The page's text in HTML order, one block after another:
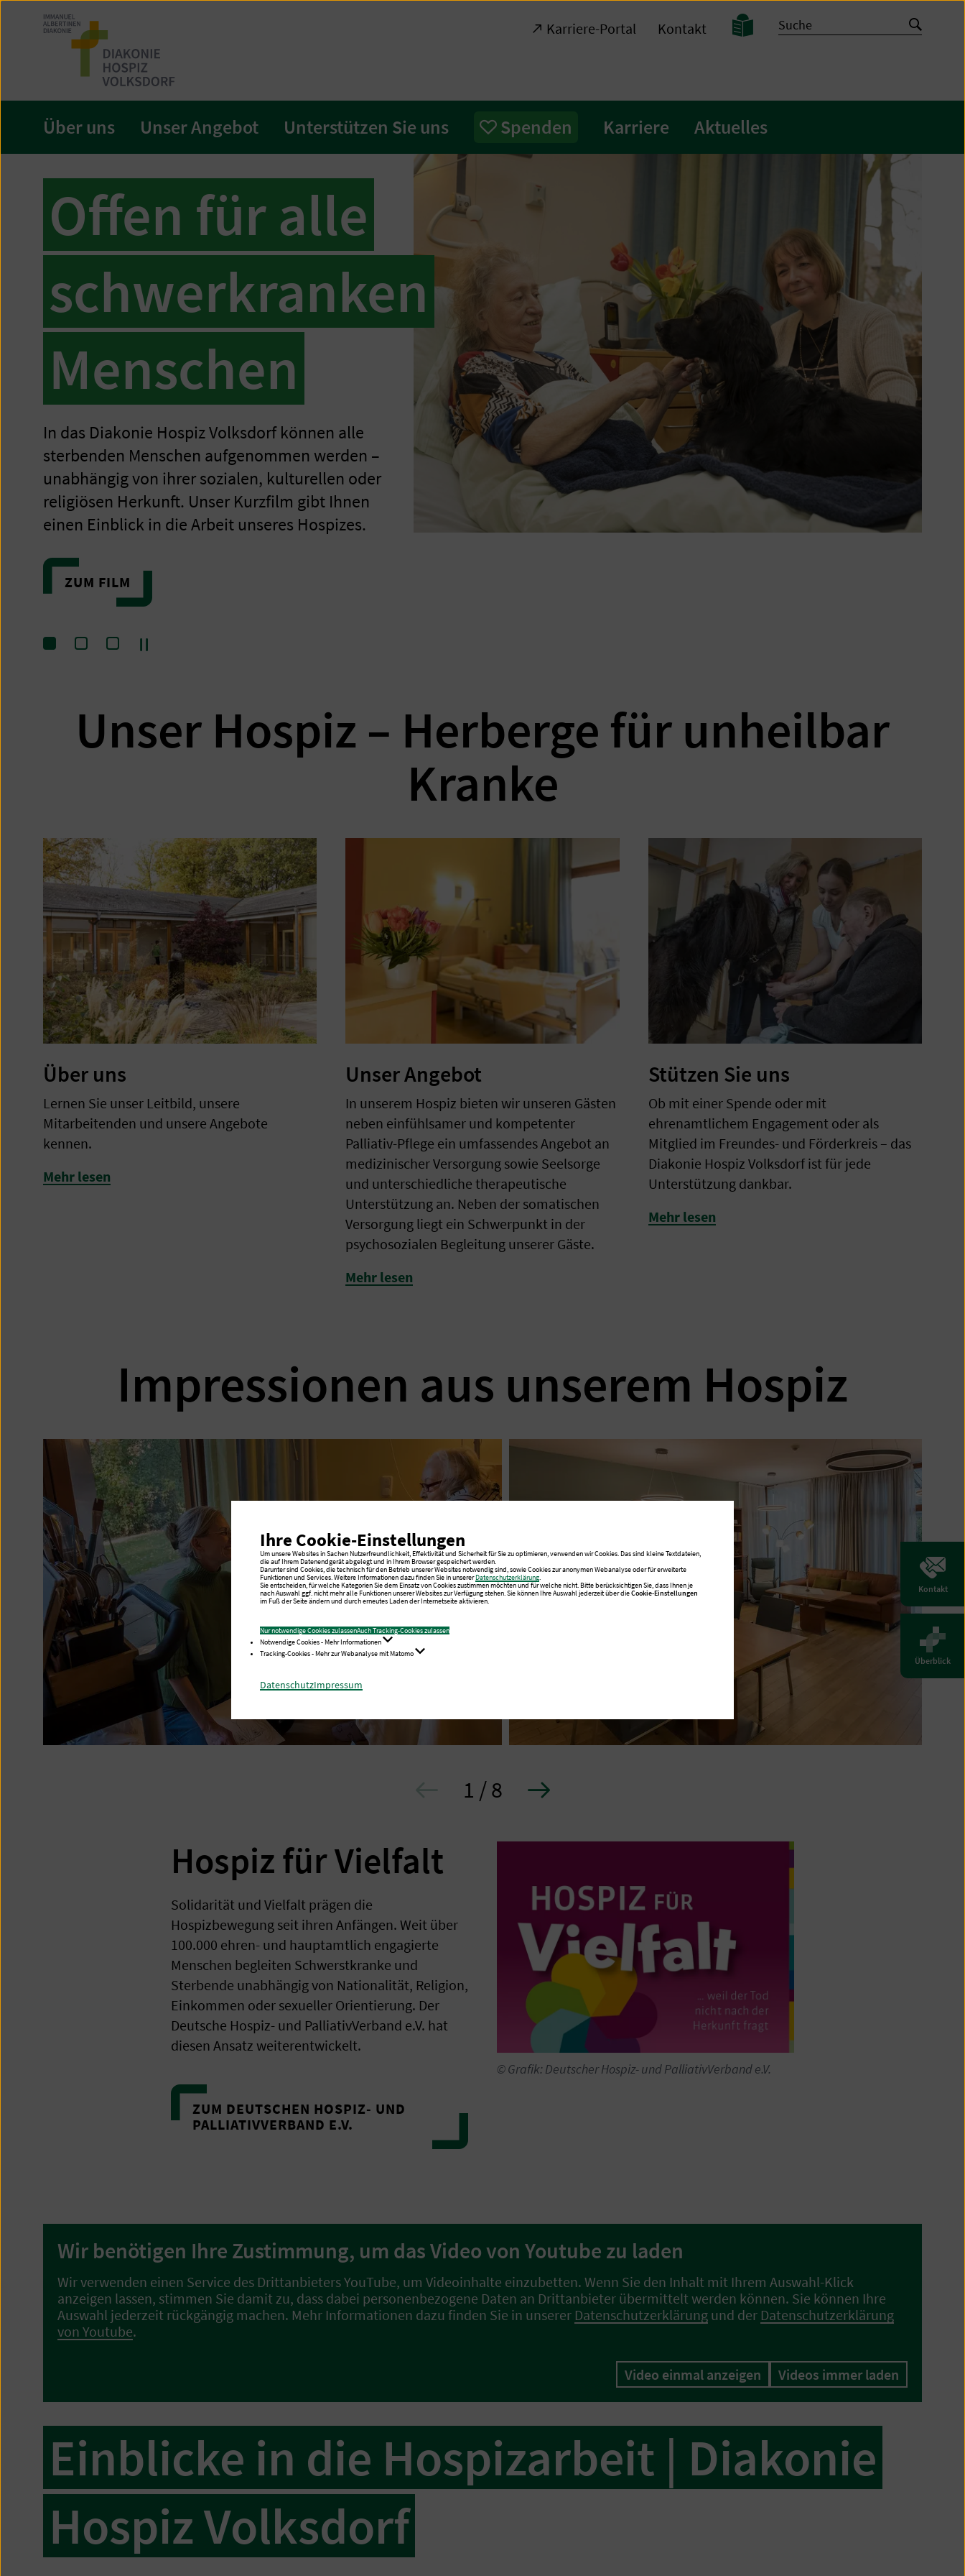
Zum
Seiteninhalt
Karriere-Portal Kontakt
Leichte
Sprache
Suche
Suche
starten
Über uns Unser Angebot Unterstützen Sie uns Spenden Karriere Aktuelles
Offen für alle
schwerkranken
Menschen
In das Diakonie Hospiz Volksdorf können alle
sterbenden Menschen aufgenommen werden –
unabhängig von ihrer sozialen, kulturellen oder
religiösen Herkunft. Unser Kurzfilm gibt Ihnen
einen Einblick in die Arbeit unseres Hospizes.
ZUM FILM
SpringeSpringeSpringePause
Kontakt
Überblick
Unser Hospiz – Herberge für unheilbar
Kranke
Über uns
Lernen Sie unser Leitbild, unsere
Mitarbeitenden und unsere Angebote
kennen.
Mehr lesen
Unser Angebot
In unserem Hospiz bieten wir unseren Gästen
neben einfühlsamer und kompetenter
Palliativ-Pflege ein umfassendes Angebot an
medizinischer Versorgung sowie Seelsorge
und unterschiedliche therapeutische
Unterstützung an. Neben der somatischen
Versorgung liegt ein Schwerpunkt in der
psychosozialen Begleitung unserer Gäste.
Mehr lesen
Stützen Sie uns
Ob mit einer Spende oder mit
ehrenamtlichem Engagement oder als
Mitglied im Freundes- und Förderkreis – das
Diakonie Hospiz Volksdorf ist für jede
Unterstützung dankbar.
Mehr lesen
Impressionen aus unserem Hospiz
1 / 8
Hospiz für Vielfalt
Solidarität und Vielfalt prägen die
Hospizbewegung seit ihren Anfängen. Weit über
100.000 ehren- und hauptamtlich engagierte
Menschen begleiten Schwerstkranke und
Sterbende unabhängig von Nationalität, Religion,
Einkommen oder sexueller Orientierung. Der
Deutsche Hospiz- und PalliativVerband e.V. hat
diesen Ansatz weiterentwickelt.
ZUM DEUTSCHEN HOSPIZ- UND
PALLIATIVVERBAND E.V.
© Grafik: Deutscher Hospiz- und PalliativVerband e.V.
Wir benötigen Ihre Zustimmung, um das Video von Youtube zu laden
Wir verwenden einen Service des Drittanbieters YouTube, um Videoinhalte einzubetten. Wenn Sie den Inhalt mit Ihrem Auswahl-Klick
anzeigen lassen, stimmen Sie damit zu, dass dabei personenbezogene Daten an Drittanbieter übermittelt werden können. Sie können Ihre
Auswahl jederzeit rückgängig machen. Mehr Informationen dazu finden Sie in unserer Datenschutzerklärung und der Datenschutzerklärung
von Youtube.
Video einmal anzeigen Videos immer laden
Einblicke in die Hospizarbeit | Diakonie
Hospiz Volksdorf
Ihre Cookie-Einstellungen
Um unsere Websites in Sachen Nutzerfreundlichkeit, Effektivität und Sicherheit für Sie zu optimieren, verwenden wir Cookies. Das sind kleine Textdateien,
die auf Ihrem Datenendgerät abgelegt und in Ihrem Browser gespeichert werden.
Darunter sind Cookies, die technisch für den Betrieb unserer Websites notwendig sind, sowie Cookies zur anonymen Webanalyse oder für erweiterte
Funktionen und Services. Weitere Informationen dazu finden Sie in unsererDatenschutzerklärung.
Sie entscheiden, für welche Kategorien Sie dem Einsatz von Cookies zustimmen möchten und für welche nicht. Bitte berücksichtigen Sie, dass Ihnen je
nach Auswahl ggf. nicht mehr alle Funktionen unserer Websites zur Verfügung stehen. Sie können Ihre Auswahl jederzeit über dieCookie-Einstellungen
im Fuß der Seite ändern und durch erneutes Laden der Internetseite aktivieren.
Nur notwendige Cookies zulassenAuch Tracking-Cookies zulassen
Notwendige Cookies - Mehr Informationen
Tracking-Cookies - Mehr zur Webanalyse mit Matomo
DatenschutzImpressum